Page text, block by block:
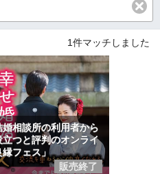
1件マッチしました
相談所の利用者から
つと評判のオンライ
フェス」
販売終了